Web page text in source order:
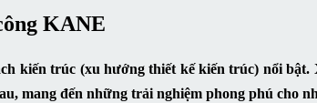
KANE
kiến trúc (xu hướng thiết kế kiến trúc) nổi
mang đến những trải nghiệm phong phú cho